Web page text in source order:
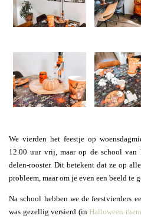
We vierden het feestje op
12.00 uur vrij, maar op de school
delen-rooster. Dit betekent dat ze op
probleem, maar om je even een beeld te
Na school hebben we de feestvierders
was gezellig versierd (in Halloween